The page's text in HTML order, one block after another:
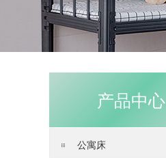
产品中心
公寓床